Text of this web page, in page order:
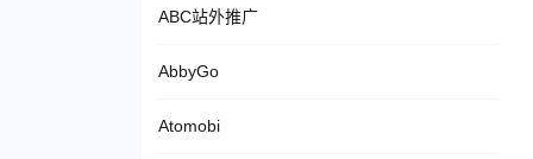
ABC站外推广
AbbyGo
Atomobi